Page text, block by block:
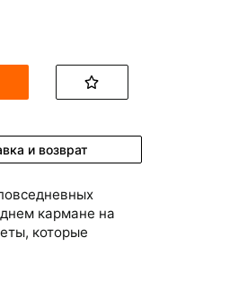
и возврат
кармане на
которые